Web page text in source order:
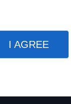
I AGREE